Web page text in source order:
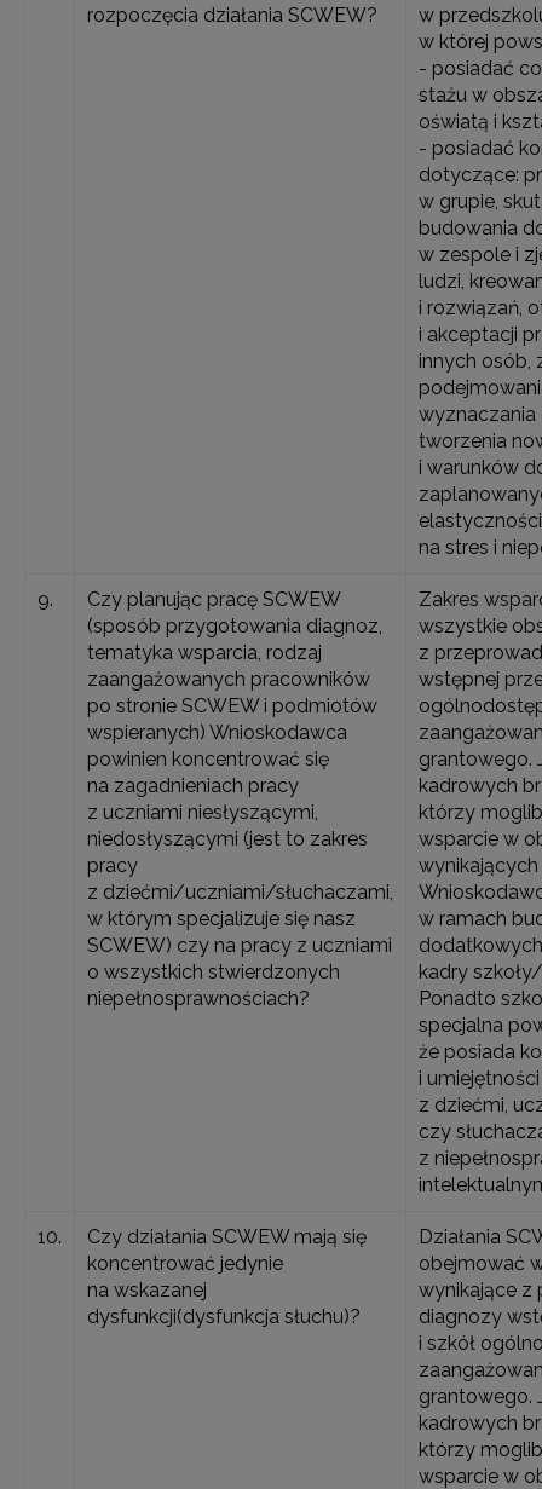
rozpoczęcia działania SCWEW?
w
w której
- posiadać
stażu w
oświatą i
- posiadać
dotyczące:
w grupie,
budowania
w zespole i
ludzi,
i rozwiązań,
i akceptacji
innych osób,
wyznaczania
tworzenia
i warunków
na stres i
9.
Czy planując pracę SCWEW
(sposób przygotowania diagnoz,
tematyka wsparcia, rodzaj
zaangażowanych pracowników
po stronie SCWEW i podmiotów
wspieranych) Wnioskodawca
powinien koncentrować się
na zagadnieniach pracy
z uczniami niesłyszącymi,
niedosłyszącymi (jest to zakres
pracy
z dziećmi/uczniami/słuchaczami,
w którym specjalizuje się nasz
SCWEW) czy na pracy z uczniami
o wszystkich stwierdzonych
niepełnosprawnościach?
Zakres
wszystkie
z
wstępnej
grantowego.
kadrowych
którzy
wsparcie w
w ramach
kadry
Ponadto
specjalna
że posiada
i
z dziećmi,
czy
z
10.
Czy działania SCWEW mają się
koncentrować jedynie
na wskazanej
dysfunkcji(dysfunkcja słuchu)?
Działania
obejmować
wynikające z
diagnozy
i szkół
grantowego.
kadrowych
którzy
wsparcie w